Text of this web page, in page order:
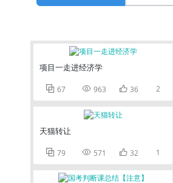
项目一走进经济学
 67  963  36 2
天猫转让
 79  571  32 1